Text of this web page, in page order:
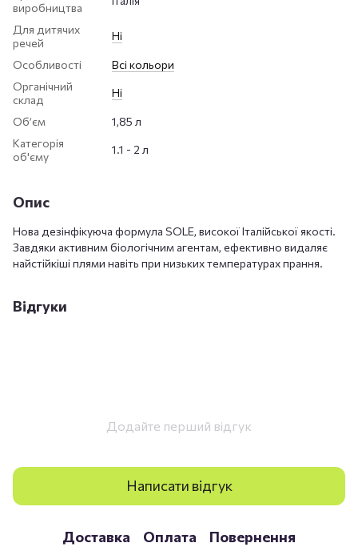
виробництва
Для дитячих
речей
Ні
Особливості
Всі кольори
Органічний
склад
Ні
Обʼєм
1,85 л
Категорія
об'єму
1.1 - 2 л
Опис
Нова дезінфікуюча формула SOLE, високої Італійської якості.
Завдяки активним біологічним агентам, ефективно видаляє
найстійкіші плями навіть при низьких температурах прання.
Відгуки
Додайте перший відгук
Написати відгук
Доставка Оплата Повернення